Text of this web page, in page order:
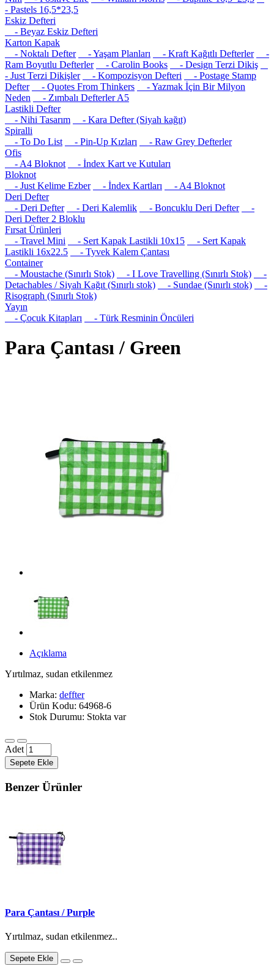
- Pastels 16,5*23,5
Eskiz Defteri
- Beyaz Eskiz Defteri
Karton Kapak
- Noktalı Defter
- Yaşam Planları - Kraft Kağıtlı Defterler
-
Ram Boyutlu Defterler
- Carolin Books
- Design Terzi Dikiş
- Just Terzi Dikişler
- Kompozisyon Defteri
- Postage Stamp
Defter
- Quotes From Thinkers
- Yazmak İçin Bir Milyon
Neden
- Zımbalı Defterler A5
Lastikli Defter
- Nihi Tasarım
- Kara Defter (Siyah kağıt)
Spiralli
- To Do List
- Pin-Up Kızları
- Raw Grey Defterler
Ofis
- A4 Bloknot
- İndex Kart ve Kutuları
Bloknot
- Just Kelime Ezber
- İndex Kartları
- A4 Bloknot
Deri Defter
- Deri Defter
- Deri Kalemlik - Boncuklu Deri Defter
-
Deri Defter 2 Bloklu
Fırsat Ürünleri
- Travel Mini
- Sert Kapak Lastikli 10x15
- Sert Kapak
Lastikli 16x22.5
- Tyvek Kalem Çantası
Container
- Moustache (Sınırlı Stok)
- I Love Travelling (Sınırlı Stok)
-
Detachables / Siyah Kağıt (Sınırlı stok)
- Sundae (Sınırlı stok)
-
Risograph (Sınırlı Stok)
Yayın
- Çocuk Kitapları
- Türk Resminin Öncüleri
Para Çantası / Green
Açıklama
Yırtılmaz, sudan etkilenmez
Marka: deffter
Ürün Kodu: 64968-6
Stok Durumu: Stokta var
Adet
Sepete Ekle
Benzer Ürünler
Para Çantası / Purple
Yırtılmaz, sudan etkilenmez..
Sepete Ekle